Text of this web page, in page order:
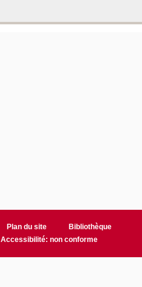
Plan du site
Bibliothèque
Accessibilité: non conforme